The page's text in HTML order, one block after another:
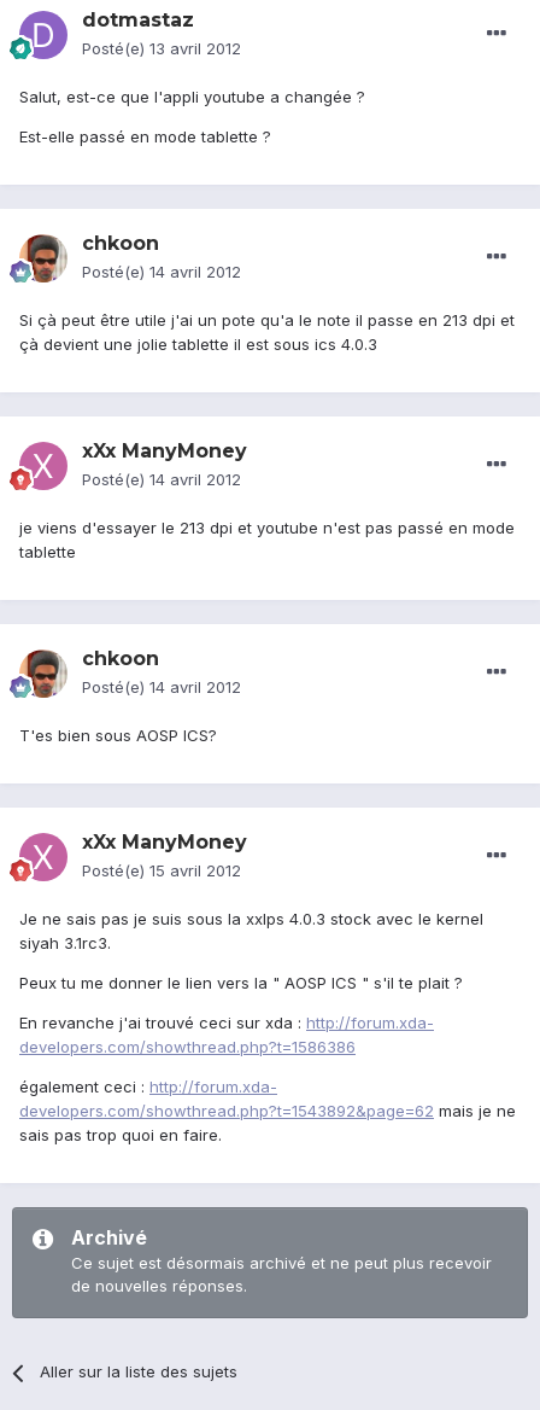
dotmastaz
Posté(e) 13 avril 2012
Salut, est-ce que l'appli youtube a changée ?
Est-elle passé en mode tablette ?
chkoon
Posté(e) 14 avril 2012
Si çà peut être utile j'ai un pote qu'a le note il passe en 213 dpi et
çà devient une jolie tablette il est sous ics 4.0.3
xXx ManyMoney
Posté(e) 14 avril 2012
je viens d'essayer le 213 dpi et youtube n'est pas passé en mode
tablette
chkoon
Posté(e) 14 avril 2012
T'es bien sous AOSP ICS?
xXx ManyMoney
Posté(e) 15 avril 2012
Je ne sais pas je suis sous la xxlps 4.0.3 stock avec le kernel
siyah 3.1rc3.
Peux tu me donner le lien vers la " AOSP ICS " s'il te plait ?
En revanche j'ai trouvé ceci sur xda : http://forum.xda-
developers.com/showthread.php?t=1586386
également ceci : http://forum.xda-
developers.com/showthread.php?t=1543892&page=62 mais je ne
sais pas trop quoi en faire.
Archivé
Ce sujet est désormais archivé et ne peut plus recevoir
de nouvelles réponses.
Aller sur la liste des sujets